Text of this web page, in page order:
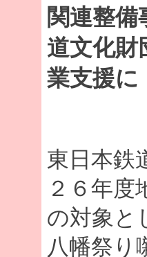
関連整備
道文化財
業支援に
東日本鉄
２６年度
の対象と
八幡祭り